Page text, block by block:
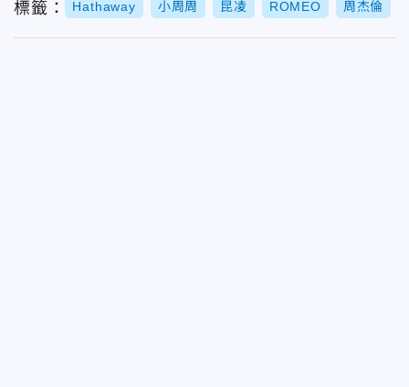
標籤： Hathaway 小周周 昆凌 ROMEO 周杰倫